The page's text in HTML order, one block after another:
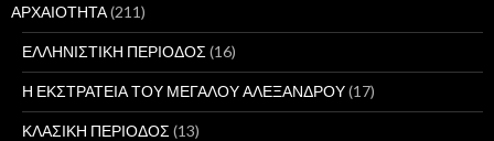
ΑΡΧΑΙΟΤΗΤΑ(211)
ΕΛΛΗΝΙΣΤΙΚΗ ΠΕΡΙΟΔΟΣ (16)
Η ΕΚΣΤΡΑΤΕΙΑ ΤΟΥ ΜΕΓΑΛΟΥ ΑΛΕΞΑΝΔΡΟΥ(17)
ΚΛΑΣΙΚΗ ΠΕΡΙΟΔΟΣ (13)